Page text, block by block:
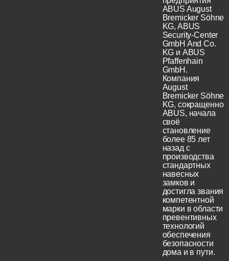
ABUS August
Bremicker Söhne
KG, ABUS
Security-Center
GmbH And Co.
KG и ABUS
Pfaffenhain
GmbH.
Компания
August
Bremicker Söhne
KG, сокращенно
ABUS, начала
своё
становление
более 85 лет
назад с
производства
стандартных
навесных
замков и
достигла звания
компетентной
марки в области
превентивных
технологий
обеспечения
безопасности
дома и в пути.